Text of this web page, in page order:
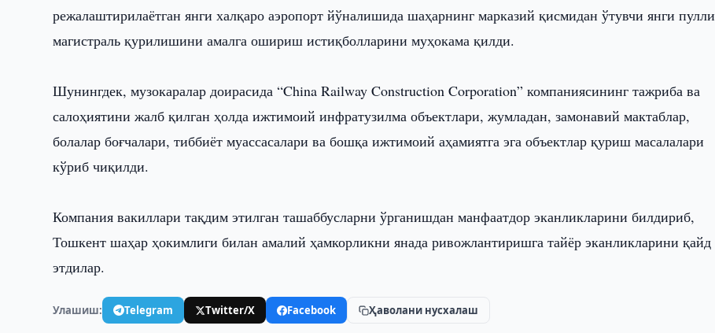
режалаштирилаётган янги халқаро аэропорт йўналишида шаҳарнинг марказий қисмидан ўтувчи янги пулли
магистраль қурилишини амалга ошириш истиқболларини муҳокама қилди.
Шунингдек, музокаралар доирасида “China Railway Construction Corporation” компаниясининг тажриба ва
салоҳиятини жалб қилган ҳолда ижтимоий инфратузилма объектлари, жумладан, замонавий мактаблар,
болалар боғчалари, тиббиёт муассасалари ва бошқа ижтимоий аҳамиятга эга объектлар қуриш масалалари
кўриб чиқилди.
Компания вакиллари тақдим этилган ташаббусларни ўрганишдан манфаатдор эканликларини билдириб,
Тошкент шаҳар ҳокимлиги билан амалий ҳамкорликни янада ривожлантиришга тайёр эканликларини қайд
этдилар.
Улашиш: Telegram Twitter/X Facebook Ҳаволани нусхалаш